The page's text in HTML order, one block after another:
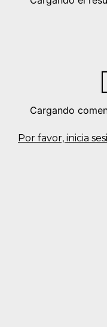
Por favor, inicia
Cargando